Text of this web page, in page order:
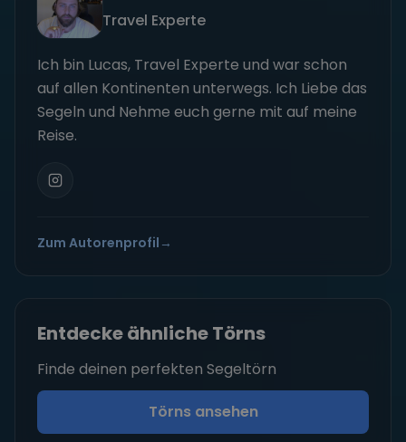
Travel Experte
Ich bin Lucas, Travel Experte und war schon
auf allen Kontinenten unterwegs. Ich Liebe das
Segeln und Nehme euch gerne mit auf meine
Reise.
Zum Autorenprofil →
Entdecke ähnliche Törns
Finde deinen perfekten Segeltörn
Törns ansehen